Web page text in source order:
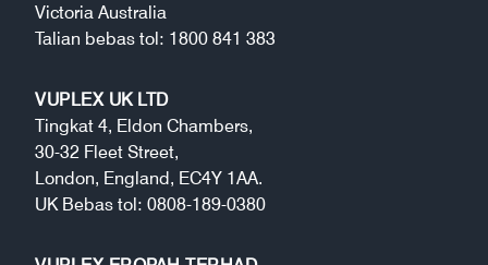
Victoria Australia
Talian bebas tol: 1800 841 383
VUPLEX UK LTD
Tingkat 4, Eldon Chambers,
30-32 Fleet Street,
London, England, EC4Y 1AA.
UK Bebas tol: 0808-189-0380